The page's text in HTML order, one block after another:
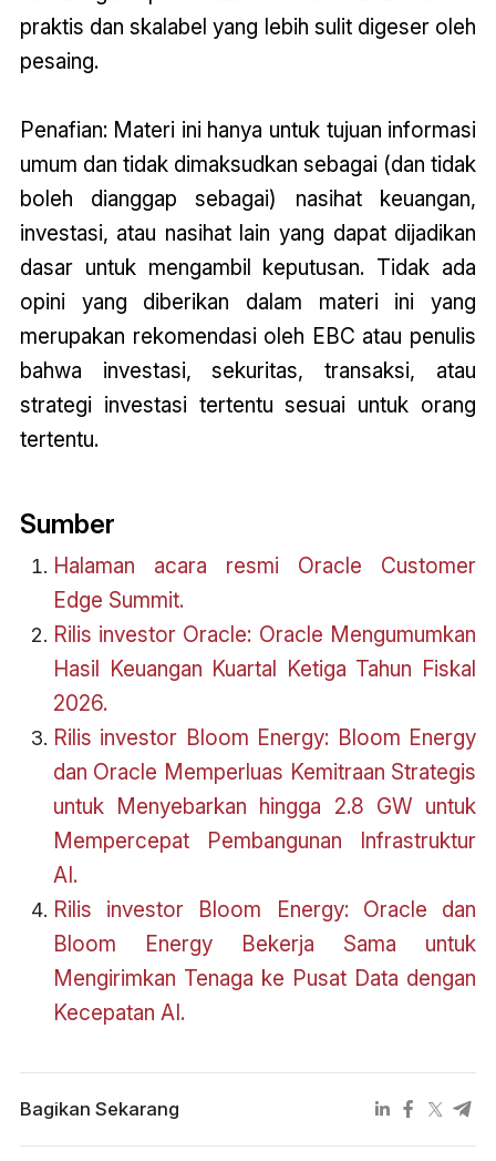
praktis dan skalabel yang lebih sulit digeser oleh
pesaing.
Penafian: Materi ini hanya untuk tujuan informasi
umum dan tidak dimaksudkan sebagai (dan tidak
boleh dianggap sebagai) nasihat keuangan,
investasi, atau nasihat lain yang dapat dijadikan
dasar untuk mengambil keputusan. Tidak ada
opini yang diberikan dalam materi ini yang
merupakan rekomendasi oleh EBC atau penulis
bahwa investasi, sekuritas, transaksi, atau
strategi investasi tertentu sesuai untuk orang
tertentu.
Sumber
Halaman acara resmi Oracle Customer
Edge Summit.
Rilis investor Oracle: Oracle Mengumumkan
Hasil Keuangan Kuartal Ketiga Tahun Fiskal
2026.
Rilis investor Bloom Energy: Bloom Energy
dan Oracle Memperluas Kemitraan Strategis
untuk Menyebarkan hingga 2.8 GW untuk
Mempercepat Pembangunan Infrastruktur
AI.
Rilis investor Bloom Energy: Oracle dan
Bloom Energy Bekerja Sama untuk
Mengirimkan Tenaga ke Pusat Data dengan
Kecepatan AI.
Bagikan Sekarang